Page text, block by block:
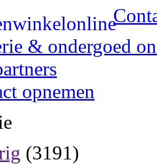
& ondergoed
opnemen
(3191)